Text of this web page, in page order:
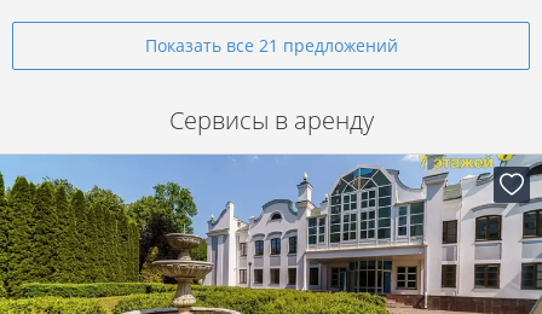
Показать все 21 предложений
Сервисы в аренду